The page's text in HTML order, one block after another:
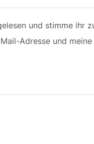
und stimme ihr
Adresse und